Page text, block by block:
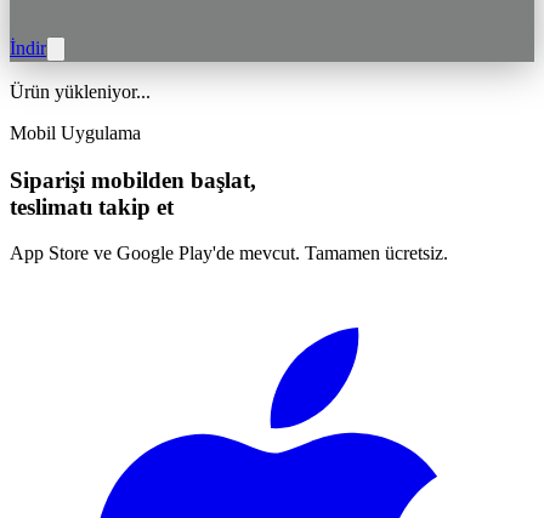
İndir
Ürün yükleniyor...
Mobil Uygulama
Siparişi mobilden başlat,
teslimatı takip et
App Store ve Google Play'de mevcut. Tamamen ücretsiz.